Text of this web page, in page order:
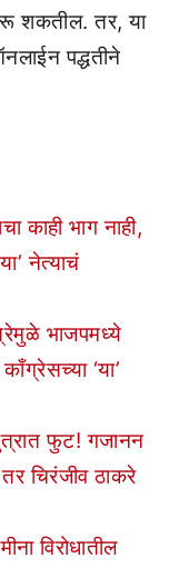
शकतील. तर, या
पद्धतीने
काही भाग नाही,
नेत्याचं
भाजपमध्ये
‘या’
फुट! गजानन
चिरंजीव ठाकरे
विरोधातील